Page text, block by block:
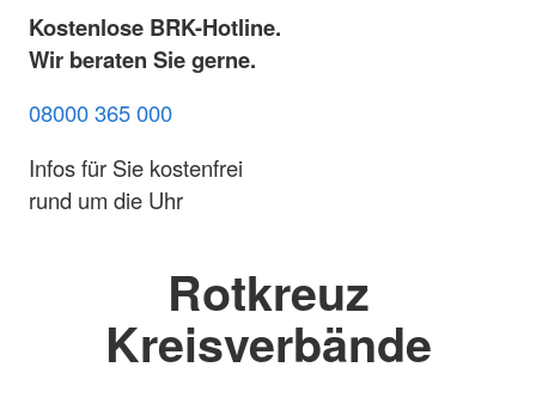
Kostenlose BRK-Hotline.
Wir beraten Sie gerne.
08000 365 000
Infos für Sie kostenfrei
rund um die Uhr
Rotkreuz
Kreisverbände